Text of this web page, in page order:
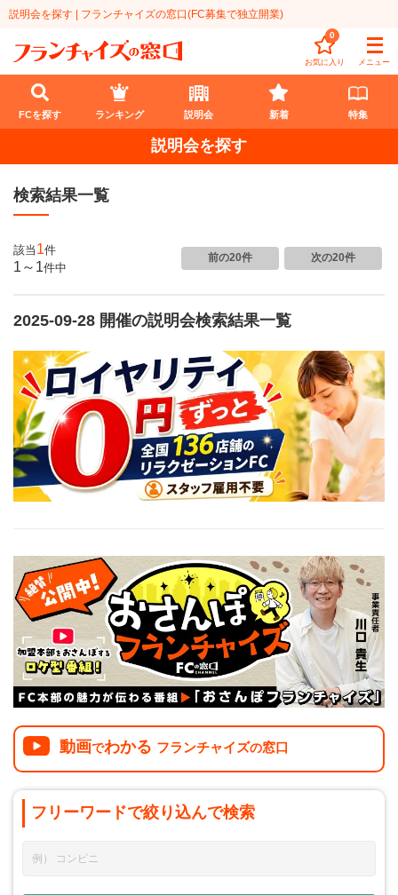
説明会を探す | フランチャイズの窓口(FC募集で独立開業)
お気に入り
0
メニュー
FCを探す
業種
代理店業
飲食・菓子業
サービス業
無店舗系
小売業
介護・福祉業
美容・健康業
インターン独立・社員募集
開業資金
101万円～300万円
301万円～500万円
501万円～1000万円
1001万円以上
北海道
東北
甲信越・北陸
関東
東海
中国
九州・沖縄
ランキング
総合ランキング
介護
塾
飲食
夫婦で開業
脱サラで開業
法人様オススメ
副業・サイドビジネス
週間ランキング
説明会
イベント
お役立ち情報コラム
FCを探す ランキング 説明会 新着 特集
説明会を探す
検索結果一覧
該当 1件
1～1件中
前の20件 次の20件
2025-09-28 開催の説明会検索結果一覧
動画でわかる フランチャイズの窓口
フリーワードで絞り込んで検索